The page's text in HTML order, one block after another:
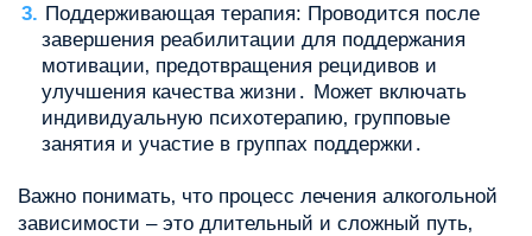
Поддерживающая терапия: Проводится после
завершения реабилитации для поддержания
мотивации‚ предотвращения рецидивов и
улучшения качества жизни․ Может включать
индивидуальную психотерапию‚ групповые
занятия и участие в группах поддержки․
Важно понимать‚ что процесс лечения алкогольной
зависимости – это длительный и сложный путь‚